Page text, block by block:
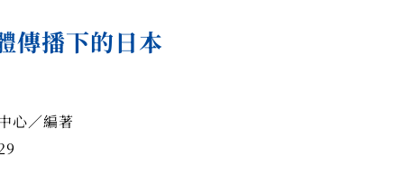
傳播下的日本
心／編著